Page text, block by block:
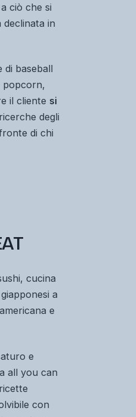
ciò che si
in
di baseball
popcorn,
il cliente si
degli
di chi
cucina
a
e
e
all you can
con